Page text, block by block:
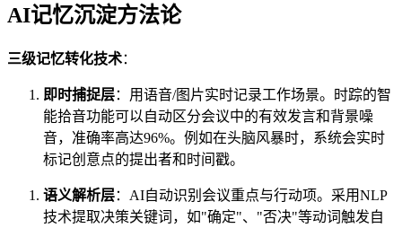
AI记忆沉淀方法论
三级记忆转化技术：
即时捕捉层：用语音/图片实时记录工作场景。时踪的智
能拾音功能可以自动区分会议中的有效发言和背景噪
音，准确率高达96%。例如在头脑风暴时，系统会实时
标记创意点的提出者和时间戳。
语义解析层：AI自动识别会议重点与行动项。采用NLP
技术提取决策关键词，如"确定"、"否决"等动词触发自